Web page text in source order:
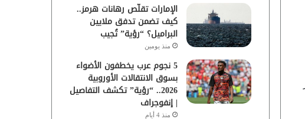
الإمارات تقلّص رهانات هرمز..
كيف تضمن تدفق ملايين
البراميل؟ “رؤية” تُجيب
منذ يومين
5 نجوم عرب يخطفون الأضواء
بسوق الانتقالات الأوروبية
2026.. “رؤية” تكشف التفاصيل
| إنفوجراف
منذ 4 أيام